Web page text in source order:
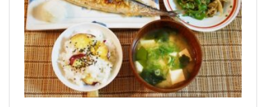
お弁当
漬物・ピクルス・保存食・発酵食品
圧力鍋使用の料理